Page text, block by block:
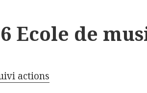
Ecole de
actions